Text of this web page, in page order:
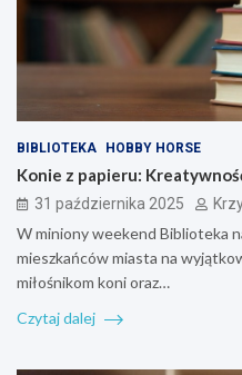
BIBLIOTEKA HOBBY HORSE
Konie z papieru:
31 października 2025
W miniony weekend Biblioteka
mieszkańców miasta na
miłośnikom koni oraz…
Czytaj dalej